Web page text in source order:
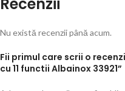
Recenzii
Nu există recenzii până acum.
Fii primul care scrii o
cu 11 functii Albainox 33921”